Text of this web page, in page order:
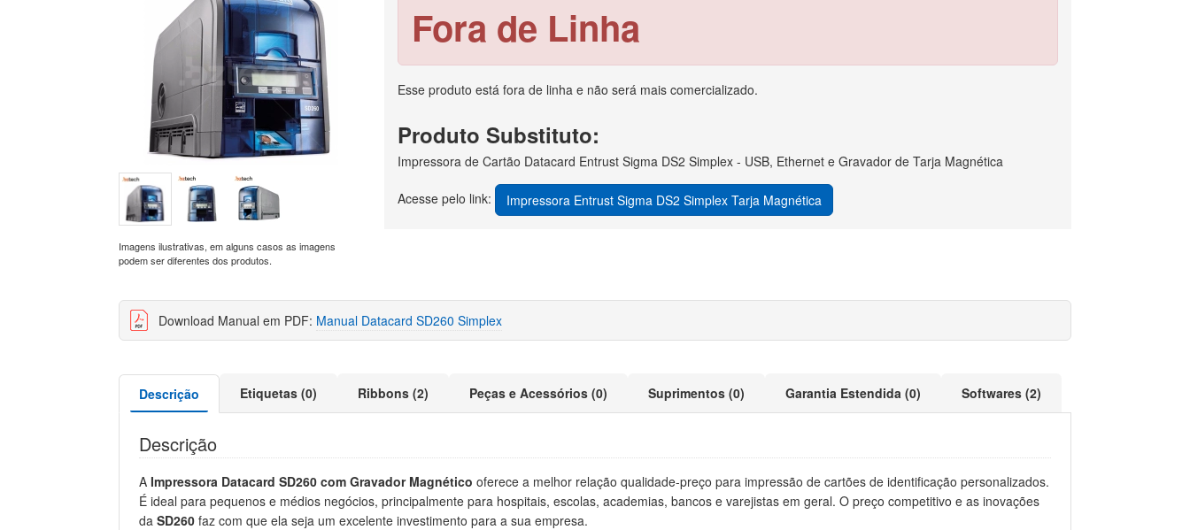
Imagens ilustrativas, em alguns casos as imagens
podem ser diferentes dos produtos.
Fora de Linha
Esse produto está fora de linha e não será mais comercializado.
Produto Substituto:
Impressora de Cartão Datacard Entrust Sigma DS2 Simplex - USB, Ethernet e Gravador de Tarja Magnética
Acesse pelo link: Impressora Entrust Sigma DS2 Simplex Tarja Magnética
Download Manual em PDF: Manual Datacard SD260 Simplex
Descrição Etiquetas (0) Ribbons (2) Peças e Acessórios (0) Suprimentos (0) Garantia Estendida (0) Softwares (2)
Descrição
AImpressora Datacard SD260 com Gravador Magnético oferece a melhor relação qualidade-preço para impressão de cartões de identificação personalizados.
É ideal para pequenos e médios negócios, principalmente para hospitais, escolas, academias, bancos e varejistas em geral. O preço competitivo e as inovações
da SD260 faz com que ela seja um excelente investimento para a sua empresa.